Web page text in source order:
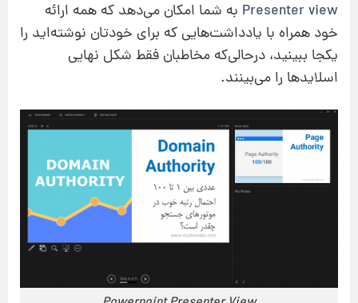
Presenter view به شما امکان می‌دهد که همه ارائه
خود همراه با یادداشت‌هایی که برای خودتان نوشته‌اید را
یکجا ببینید، در‌حالی‌که مخاطبان فقط شکل نهایی
اسلایدها را می‌بینند.